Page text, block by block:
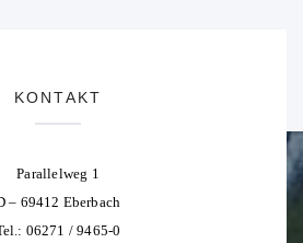
KONTAKT
Parallelweg 1
– 69412 Eberbach
06271 / 9465-0